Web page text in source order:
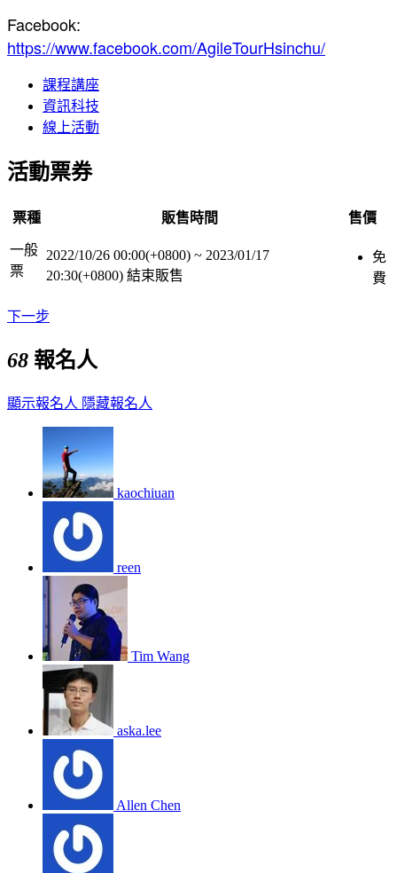
Facebook:
https://www.facebook.com/AgileTourHsinchu/
課程講座
資訊科技
線上活動
活動票券
票種 販售時間 售價
一般
票
2022/10/26 00:00(+0800) ~ 2023/01/17
20:30(+0800) 結束販售
免
費
下一步
68 報名人
顯示報名人 隱藏報名人
kaochiuan
reen
Tim Wang
aska.lee
Allen Chen